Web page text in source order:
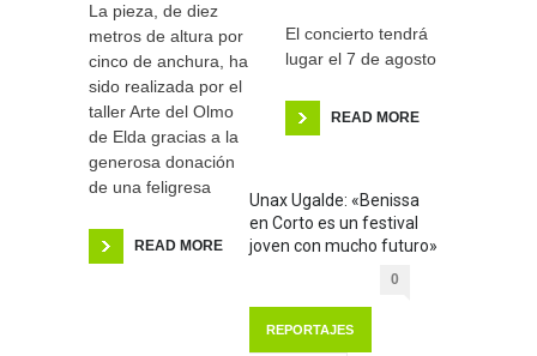
La pieza, de diez
metros de altura por
cinco de anchura, ha
sido realizada por el
taller Arte del Olmo
de Elda gracias a la
generosa donación
de una feligresa
READ MORE
El concierto tendrá
lugar el 7 de agosto
READ MORE
Unax Ugalde: «Benissa
en Corto es un festival
joven con mucho futuro»
0
REPORTAJES